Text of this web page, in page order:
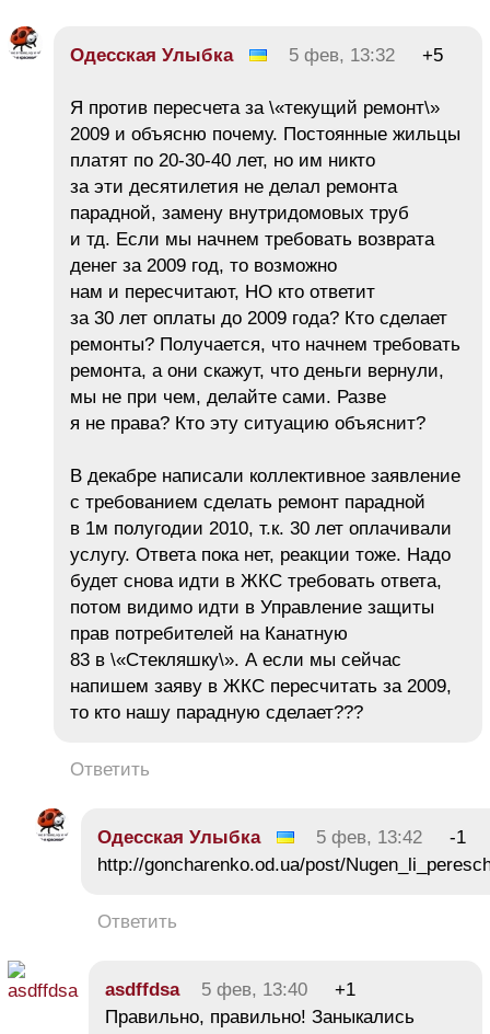
Одесская Улыбка 5 фев, 13:32 +5
Я против пересчета за \«текущий ремонт\»
2009 и объясню почему. Постоянные жильцы
платят по 20-30-40 лет, но им никто
за эти десятилетия не делал ремонта
парадной, замену внутридомовых труб
и тд. Если мы начнем требовать возврата
денег за 2009 год, то возможно
нам и пересчитают, НО кто ответит
за 30 лет оплаты до 2009 года? Кто сделает
ремонты? Получается, что начнем требовать
ремонта, а они скажут, что деньги вернули,
мы не при чем, делайте сами. Разве
я не права? Кто эту ситуацию объяснит?
В декабре написали коллективное заявление
с требованием сделать ремонт парадной
в 1м полугодии 2010, т.к. 30 лет оплачивали
услугу. Ответа пока нет, реакции тоже. Надо
будет снова идти в ЖКС требовать ответа,
потом видимо идти в Управление защиты
прав потребителей на Канатную
83 в \«Стекляшку\». А если мы сейчас
напишем заяву в ЖКС пересчитать за 2009,
то кто нашу парадную сделает???
Ответить
Одесская Улыбка 5 фев, 13:42
-1
http://goncharenko.od.ua/post/
Ответить
asdffdsa 5 фев, 13:40
+1
Правильно, правильно! Заныкались